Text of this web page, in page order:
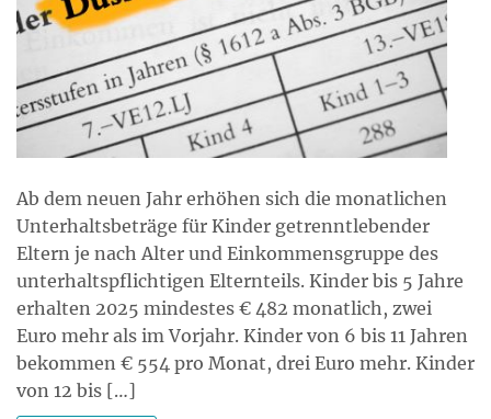
Ab dem neuen Jahr erhöhen sich die monatlichen
Unterhaltsbeträge für Kinder getrenntlebender
Eltern je nach Alter und Einkommensgruppe des
unterhaltspflichtigen Elternteils. Kinder bis 5 Jahre
erhalten 2025 mindestes € 482 monatlich, zwei
Euro mehr als im Vorjahr. Kinder von 6 bis 11 Jahren
bekommen € 554 pro Monat, drei Euro mehr. Kinder
von 12 bis […]